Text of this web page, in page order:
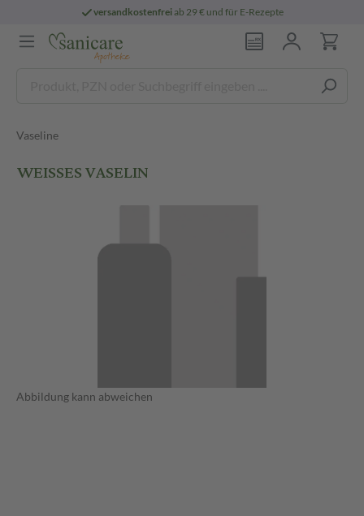
versandkostenfreiab 29 € und für E-Rezepte
Vaseline
WEISSES VASELIN
Abbildung kann abweichen